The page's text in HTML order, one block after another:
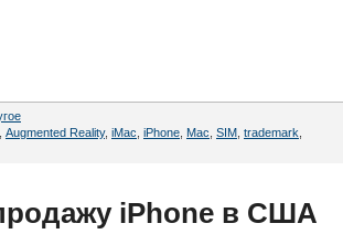
Augmented Reality, iMac iPhone Mac SIM trademark
iPhone в США